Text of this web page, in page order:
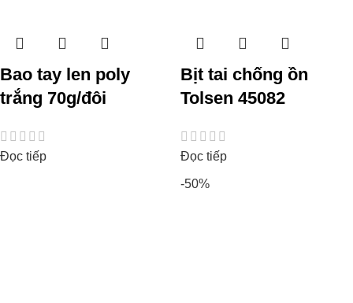
Bao tay len poly
trắng 70g/đôi
Đọc tiếp
Bịt tai chống ồn
Tolsen 45082
Đọc tiếp
-50%